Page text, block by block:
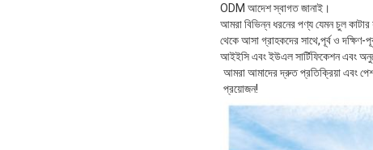
ODM আদেশ স্বাগত জানাই।
আমরা বিভিন্ন ধরনের পণ্য যেমন চুল
থেকে আসা গ্রাহকদের সাথে,পূর্ব ও
আইইসি এবং ইউএল সার্টিফিকেশন এবং
আমরা আমাদের দ্রুত প্রতিক্রিয়া এবং
প্রয়োজন!